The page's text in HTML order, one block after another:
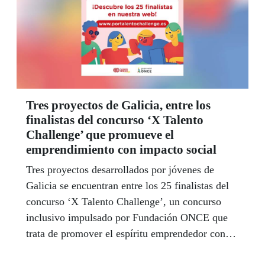
Tres proyectos de Galicia, entre los
finalistas del concurso ‘X Talento
Challenge’ que promueve el
emprendimiento con impacto social
Tres proyectos desarrollados por jóvenes de
Galicia se encuentran entre los 25 finalistas del
concurso ‘X Talento Challenge’, un concurso
inclusivo impulsado por Fundación ONCE que
trata de promover el espíritu emprendedor con